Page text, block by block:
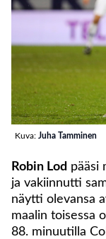
Kuva: Juha Tamminen
Robin Lod pääsi
ja vakiinnutti
näytti olevansa
maalin toisessa
88. minuutilla